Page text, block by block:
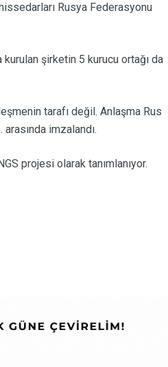
Rusya Federasyonu
kurulan şirketin 5 kurucu ortağı da
tarafı değil. Anlaşma Rus
imzalandı.
projesi olarak tanımlanıyor.